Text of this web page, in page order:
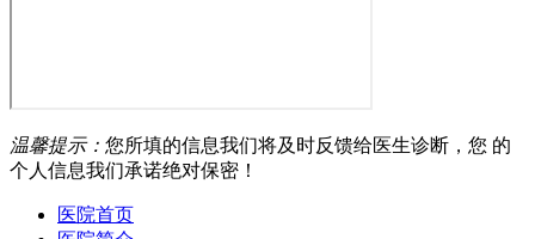
温馨提示： 您所填的信息我们将及时反馈给医生诊断，您 的
个人信息我们承诺绝对保密！
医院首页